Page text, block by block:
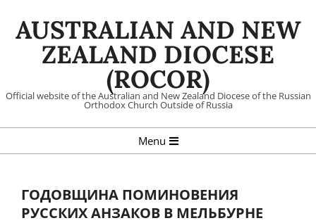
AUSTRALIAN AND NEW
ZEALAND DIOCESE
(ROCOR)
Official website of the Australian and New Zealand Diocese of the Russian
Orthodox Church Outside of Russia
Navigation
Menu
ГОДОВЩИНА ПОМИНОВЕНИЯ
РУССКИХ АНЗАКОВ В МЕЛЬБУРНЕ